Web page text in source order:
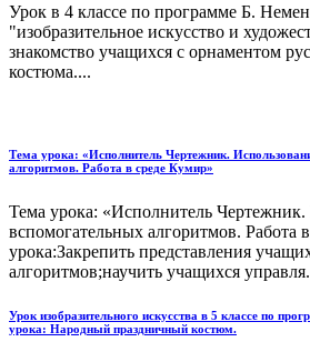
Урок в 4 классе по программе Б.
"изобразительное искусство и
знакомство учащихся с орнаментом
костюма....
Тема урока: «Исполнитель Чертежник.
алгоритмов. Работа в среде Кумир»
Тема урока: «Исполнитель Чертежник.
вспомогательных алгоритмов. Работа
урока:Закрепить представления
алгоритмов;научить учащихся
Урок изобразительного искусства в 5 классе по
урока: Народный праздничный костюм.